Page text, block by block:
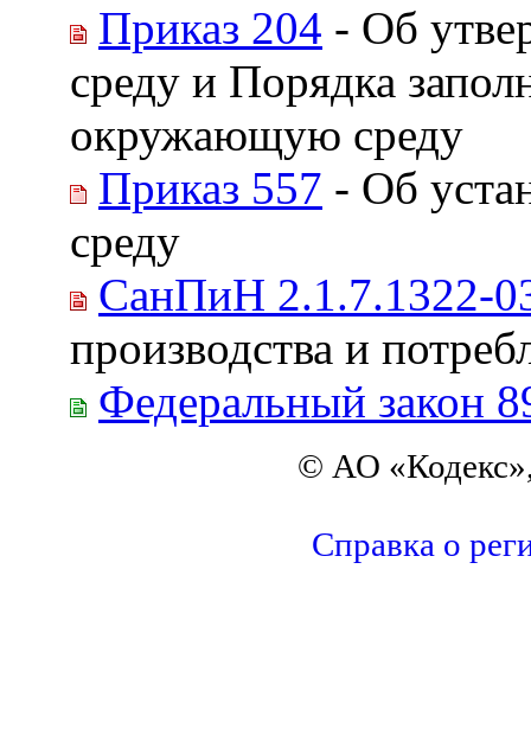
Приказ 204 - Об
среду и Порядка
окружающую среду
Приказ 557 - Об
среду
СанПиН 2.1.7.1322-
производства и
Федеральный закон
© АО
Справка о